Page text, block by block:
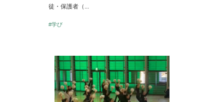
徒・保護者（...
#学び